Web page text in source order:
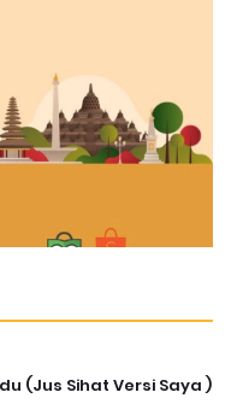
(Jus Sihat Versi Saya )